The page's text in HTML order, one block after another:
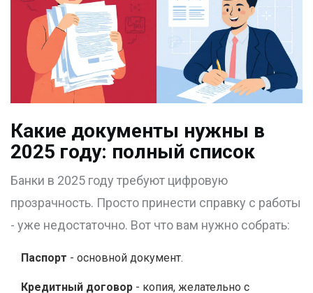
Какие документы нужны в
2025 году: полный список
Банки в 2025 году требуют цифровую
прозрачность. Просто принести справку с работы
- уже недостаточно. Вот что вам нужно собрать:
Паспорт - основной документ.
Кредитный договор - копия, желательно с